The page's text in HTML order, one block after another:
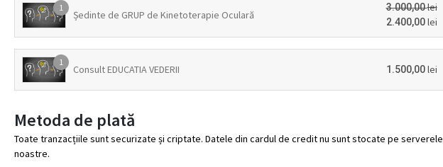
1
Ședinte de GRUP de Kinetoterapie Oculară
3.000,00lei
2.400,00lei
1
Consult EDUCATIA VEDERII 1.500,00lei
Metoda de plată
Toate tranzacțiile sunt securizate și criptate. Datele din cardul de credit nu sunt stocate pe serverele
noastre.